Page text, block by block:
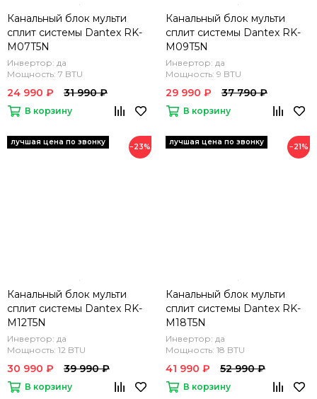
Канальный блок мульти
сплит системы Dantex RK-
M07T5N
Инвертор: да
Мощность: 7 BTU
24 990 ₽ 31 990 ₽
В корзину
Канальный блок мульти
сплит системы Dantex RK-
M09T5N
Инвертор: да
Мощность: 9 BTU
29 990 ₽ 37 790 ₽
В корзину
−23%
Канальный блок мульти
сплит системы Dantex RK-
M12T5N
Инвертор: да
Мощность: 12 BTU
30 990 ₽ 39 990 ₽
В корзину
−21%
Канальный блок мульти
сплит системы Dantex RK-
M18T5N
Инвертор: да
Мощность: 18 BTU
41 990 ₽ 52 990 ₽
В корзину